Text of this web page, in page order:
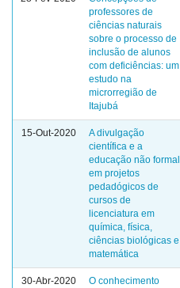
professores de
ciências naturais
sobre o processo de
inclusão de alunos
com deficiências: um
estudo na
microrregião de
Itajubá
15-Out-2020
A divulgação
científica e a
educação não formal
em projetos
pedadógicos de
cursos de
licenciatura em
química, física,
ciências biológicas e
matemática
30-Abr-2020
O conhecimento